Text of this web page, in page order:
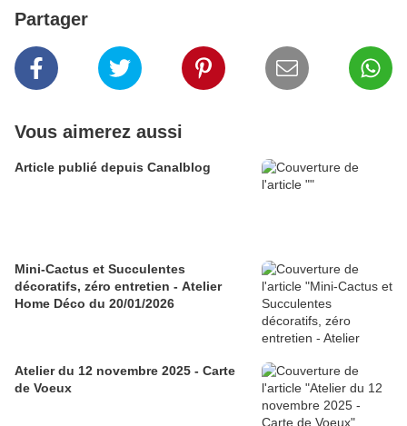
Partager
Vous aimerez aussi
Article publié depuis Canalblog
Mini-Cactus et Succulentes
décoratifs, zéro entretien - Atelier
Home Déco du 20/01/2026
Atelier du 12 novembre 2025 - Carte
de Voeux